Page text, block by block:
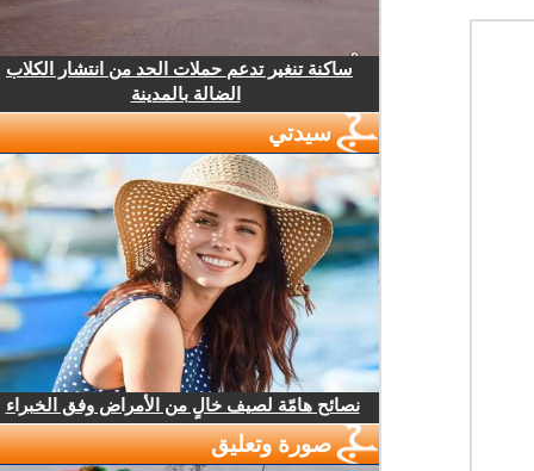
ساكنة تنغير تدعم حملات الحد من انتشار الكلاب
الضالة بالمدينة
سيدتي
نصائح هامّة لصيف خالٍ من الأمراض وفق الخبراء
صورة وتعليق